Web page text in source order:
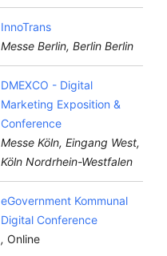
InnoTrans
Messe Berlin, Berlin Berlin
DMEXCO - Digital
Marketing Exposition &
Conference
Messe Köln, Eingang West,
Köln Nordrhein-Westfalen
eGovernment Kommunal
Digital Conference
, Online